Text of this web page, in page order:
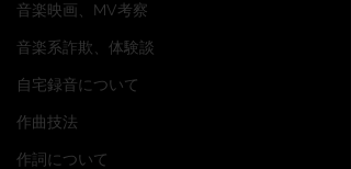
音楽映画、MV考察
音楽系詐欺、体験談
自宅録音について
作曲技法
作詞について